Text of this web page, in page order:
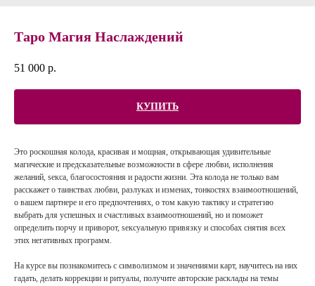
Таро Магия Hаслаждений
51 000 р.
КУПИТЬ
Это роскошная колода, красивая и мощная, открывающая удивительные
магические и предсказательные возможности в сфере любви, исполнения
желаний, sекса, благосостояния и радости жизни. Эта колода не только вам
расскажет о таинствах любви, разлуках и изменах, тонкостях взаимоотношений,
о вашем партнере и его предпочтениях, о том какую тактику и стратегию
выбрать для успешных и счастливых взаимоотношений, но и поможет
определить порчу и приворот, sексуальную привязку и способах снятия всех
этих негативных программ.
На курсе вы познакомитесь с символизмом и значениями карт, научитесь на них
гадать, делать коррекции и ритуалы, получите авторские расклады на темы